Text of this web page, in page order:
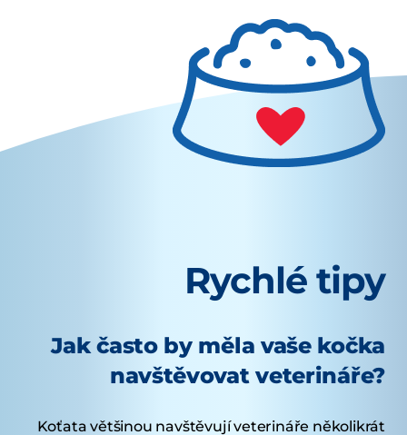
Rychlé tipy
Jak často by měla vaše kočka
navštěvovat veterináře?
Koťata většinou navštěvují veterináře několikrát